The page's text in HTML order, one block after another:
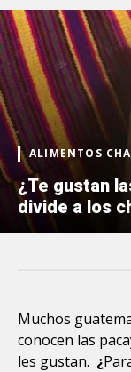
ALIMENTOS
¿Te gustan
divide a los
Muchos
conocen las
les gustan. ¿